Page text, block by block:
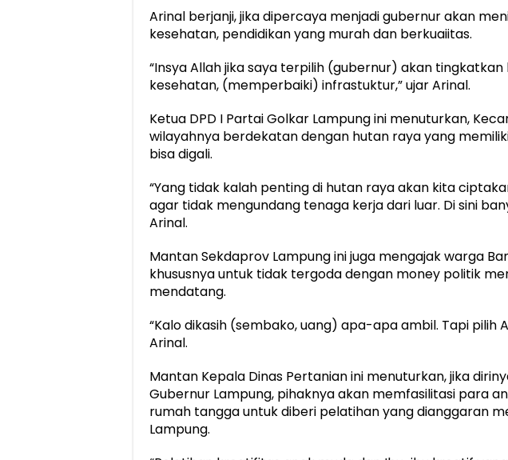
Arinal berjanji, jika dipercaya menjadi gubernur akan
kesehatan, pendidikan yang murah dan berkuaiitas.
“Insya Allah jika saya terpilih (gubernur) akan tingkatkan
kesehatan, (memperbaiki) infrastuktur,” ujar Arinal.
Ketua DPD I Partai Golkar Lampung ini menuturkan,
wilayahnya berdekatan dengan hutan raya yang
bisa digali.
“Yang tidak kalah penting di hutan raya akan kita
agar tidak mengundang tenaga kerja dari luar. Di sini
Arinal.
Mantan Sekdaprov Lampung ini juga mengajak warga
khususnya untuk tidak tergoda dengan money politik
mendatang.
“Kalo dikasih (sembako, uang) apa-apa ambil. Tapi pilih
Arinal.
Mantan Kepala Dinas Pertanian ini menuturkan, jika
Gubernur Lampung, pihaknya akan memfasilitasi para
rumah tangga untuk diberi pelatihan yang dianggaran
Lampung.